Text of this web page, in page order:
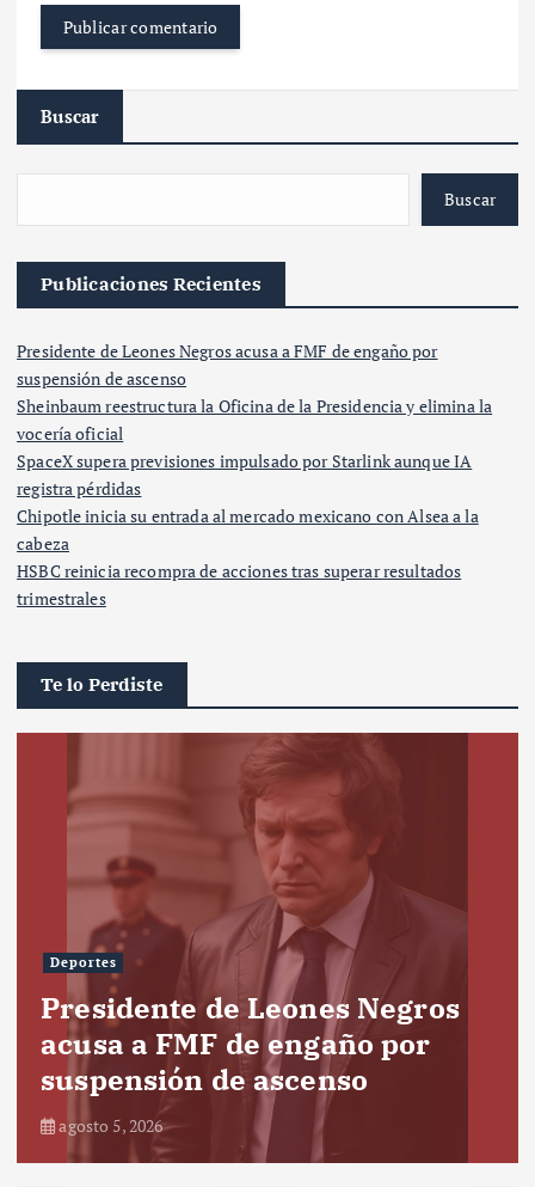
Buscar
Buscar
Publicaciones Recientes
Presidente de Leones Negros acusa a FMF de engaño por
suspensión de ascenso
Sheinbaum reestructura la Oficina de la Presidencia y elimina la
vocería oficial
SpaceX supera previsiones impulsado por Starlink aunque IA
registra pérdidas
Chipotle inicia su entrada al mercado mexicano con Alsea a la
cabeza
HSBC reinicia recompra de acciones tras superar resultados
trimestrales
Te lo Perdiste
Deportes
Presidente de Leones Negros
acusa a FMF de engaño por
suspensión de ascenso
agosto 5, 2026